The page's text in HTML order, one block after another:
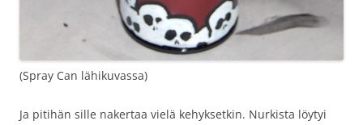
(Spray Can lähikuvassa)
Ja pitihän sille nakertaa vielä kehyksetkin. Nurkista löytyi